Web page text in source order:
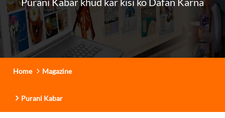
Home Magazine
Purani Kabar